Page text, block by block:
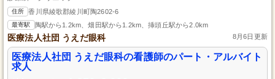
住所 香川県綾歌郡綾川町陶2602-6
最寄駅 陶駅から1.2km、畑田駅から1.2km、挿頭丘駅から2.0km
医療法人社団 うえだ眼科 8月6日更新
医療法人社団 うえだ眼科の看護師のパート・アルバイト
求人